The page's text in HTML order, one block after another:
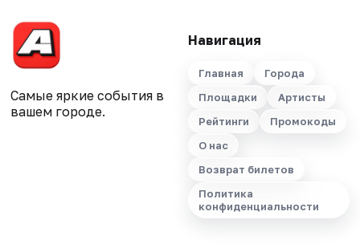
Самые яркие события в
вашем городе.
Навигация
Главная
Города
Площадки
Артисты
Рейтинги
Промокоды
О нас
Возврат билетов
Политика
конфиденциальности